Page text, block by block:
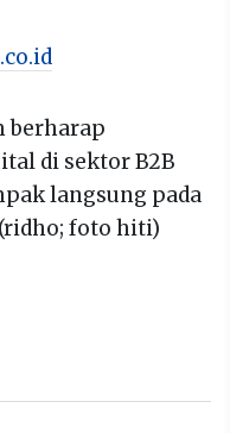
berharap
di sektor B2B
langsung pada
foto hiti)